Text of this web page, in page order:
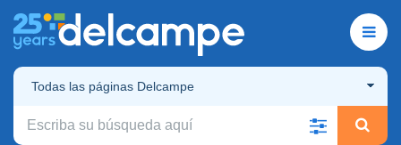
Todas las páginas Delcampe